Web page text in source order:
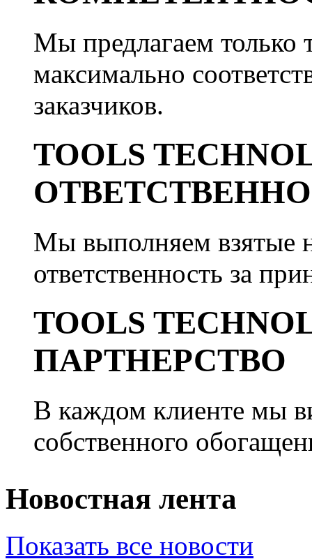
Мы предлагаем только
максимально
заказчиков.
TOOLS
Мы выполняем взятые
ответственность за
TOOLS
ПАРТНЕРСТВО
В каждом клиенте мы
собственного
Новостная лента
Показать все новости